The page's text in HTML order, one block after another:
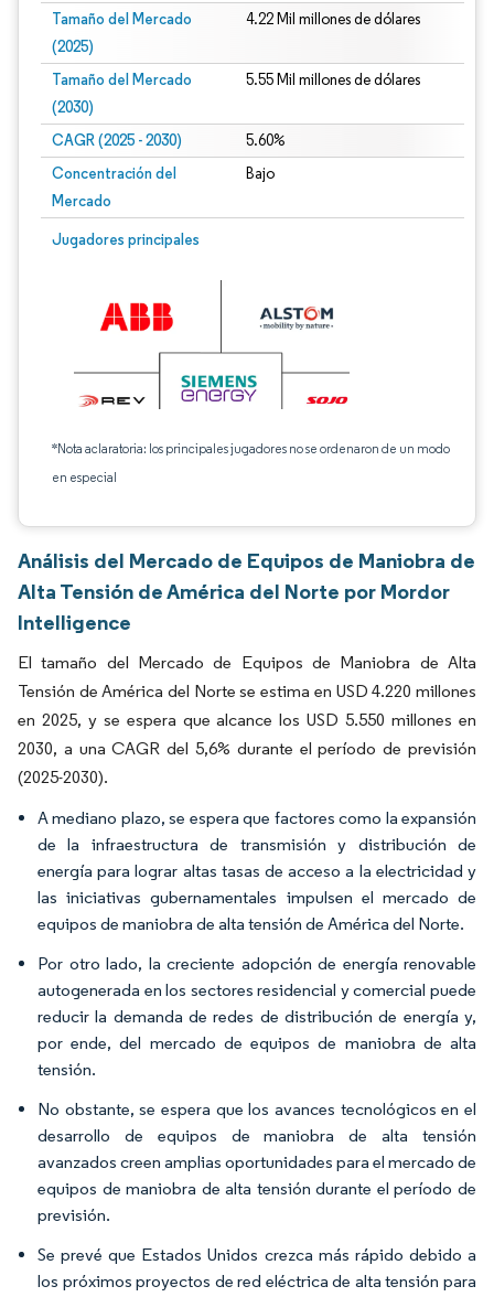
Tamaño del Mercado
(2025)
4.22 Mil millones de dólares
Tamaño del Mercado
(2030)
5.55 Mil millones de dólares
CAGR (2025 - 2030) 5.60%
Concentración del
Mercado
Bajo
Jugadores principales
*Nota aclaratoria: los principales jugadores no se ordenaron de un modo
en especial
Análisis del Mercado de Equipos de Maniobra de
Alta Tensión de América del Norte por Mordor
Intelligence
El tamaño del Mercado de Equipos de Maniobra de Alta
Tensión de América del Norte se estima en USD 4.220 millones
en 2025, y se espera que alcance los USD 5.550 millones en
2030, a una CAGR del 5,6% durante el período de previsión
(2025-2030).
A mediano plazo, se espera que factores como la expansión
de la infraestructura de transmisión y distribución de
energía para lograr altas tasas de acceso a la electricidad y
las iniciativas gubernamentales impulsen el mercado de
equipos de maniobra de alta tensión de América del Norte.
Por otro lado, la creciente adopción de energía renovable
autogenerada en los sectores residencial y comercial puede
reducir la demanda de redes de distribución de energía y,
por ende, del mercado de equipos de maniobra de alta
tensión.
No obstante, se espera que los avances tecnológicos en el
desarrollo de equipos de maniobra de alta tensión
avanzados creen amplias oportunidades para el mercado de
equipos de maniobra de alta tensión durante el período de
previsión.
Se prevé que Estados Unidos crezca más rápido debido a
los próximos proyectos de red eléctrica de alta tensión para